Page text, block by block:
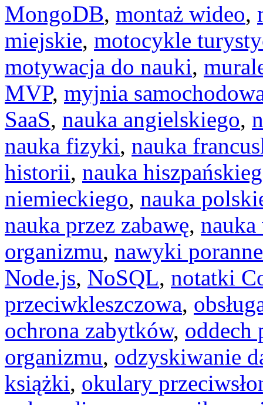
MongoDB, montaż wideo,
miejskie, motocykle
motywacja do nauki,
MVP, myjnia
SaaS, nauka angielskiego,
nauka fizyki, nauka
historii, nauka
niemieckiego, nauka
nauka przez zabawę, nauka
organizmu, nawyki poranne
Node.js, NoSQL, notatki
przeciwkleszczowa,
ochrona zabytków, oddech
organizmu, odzyskiwanie
książki, okulary